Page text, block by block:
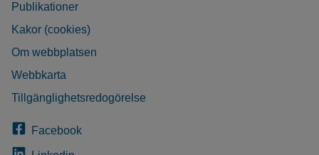
Publikationer
Kakor (cookies)
Om webbplatsen
Webbkarta
Tillgänglighetsredogörelse
Facebook